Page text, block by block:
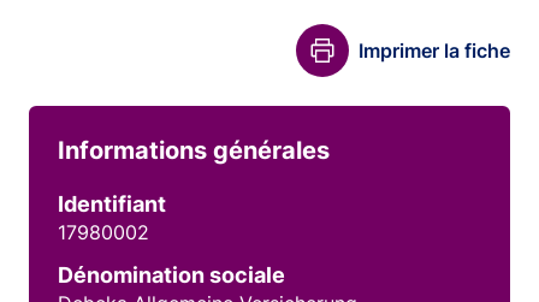
Imprimer la fiche
Informations générales
Identifiant
17980002
Dénomination sociale